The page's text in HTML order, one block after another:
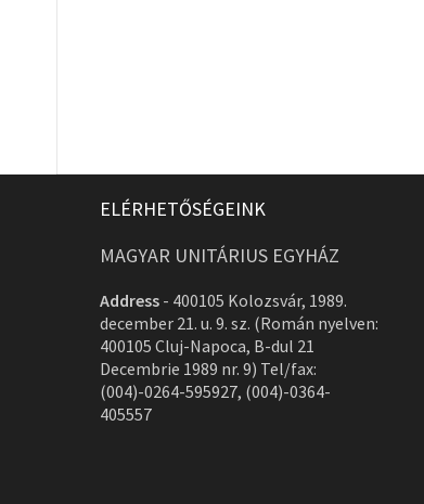
ELÉRHETŐSÉGEINK
MAGYAR UNITÁRIUS EGYHÁZ
Address - 400105 Kolozsvár, 1989.
december 21. u. 9. sz. (Román nyelven:
400105 Cluj-Napoca, B-dul 21
Decembrie 1989 nr. 9) Tel/fax:
(004)-0264-595927, (004)-0364-
405557